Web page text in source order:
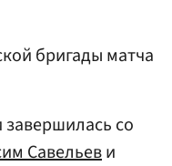
бригады матча
завершилась со
Савельеви